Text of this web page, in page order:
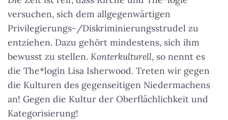
versuchen, sich dem allgegenwärtigen
Privilegierungs-/Diskriminierungsstrudel zu
entziehen. Dazu gehört mindestens, sich ihm
bewusst zu stellen. Konterkulturell, so nennt es
die The*login Lisa Isherwood. Treten wir gegen
die Kulturen des gegenseitigen Niedermachens
an! Gegen die Kultur der Oberflächlichkeit und
Kategorisierung!